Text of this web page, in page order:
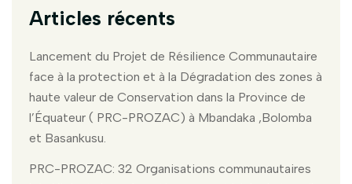
Articles récents
Lancement du Projet de Résilience Communautaire
face à la protection et à la Dégradation des zones à
haute valeur de Conservation dans la Province de
l’Équateur ( PRC-PROZAC) à Mbandaka ,Bolomba
et Basankusu.
PRC-PROZAC: 32 Organisations communautaires